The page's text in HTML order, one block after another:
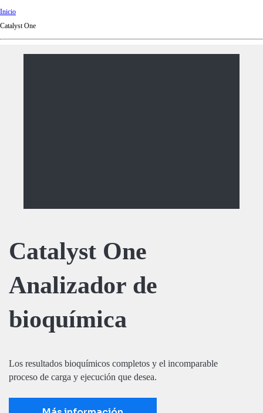
Inicio
Catalyst One
Catalyst One
Analizador de
bioquímica
Los resultados bioquímicos completos y el incomparable
proceso de carga y ejecución que desea.